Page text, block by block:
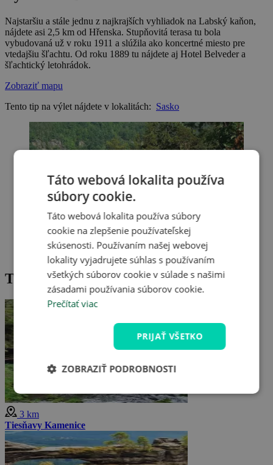
Najstaršiu a stále jednu z najkrajších vyhliadok na Labský kaňon,
nájdete asi 2,5 km od Hřenska. Stupňovitá terasa tu bola
vybudovaná už v roku 1911 a slúžila ako koncertné miesto pre
vtedajšiu šľachtu. Od roku 1889 tu nájdete aj Hotel Belveder a
šľachtický letohrádok.
Zobraziť mapu
Tento tip na výlet nájdete v lokalitách: Sasko
Tipy na výlet v okolí
3 km
Tiesňavy Kamenice
Táto webová lokalita používa
súbory cookie.
Táto webová lokalita používa súbory
cookie na zlepšenie používateľskej
skúsenosti. Používaním našej webovej
lokality vyjadrujete súhlas s používaním
všetkých súborov cookie v súlade s našimi
zásadami používania súborov cookie.
Prečítať viac
PRIJAŤ VŠETKO
ZOBRAZIŤ PODROBNOSTI